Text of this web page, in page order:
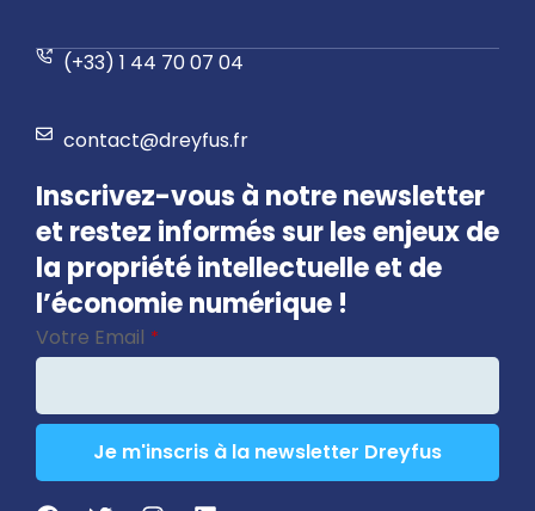
(+33) 1 44 70 07 04
contact@dreyfus.fr
Inscrivez-vous à notre newsletter
et restez informés sur les enjeux de
la propriété intellectuelle et de
l’économie numérique !
Votre Email *
Je m'inscris à la newsletter Dreyfus